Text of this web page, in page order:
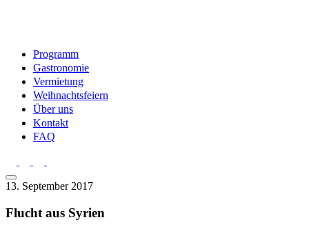
Programm
Gastronomie
Vermietung
Weihnachtsfeiern
Über uns
Kontakt
FAQ
13. September 2017
Flucht aus Syrien